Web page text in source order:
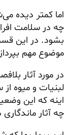
اما کمتر دیده
چه در سلامت
بشود. در این
موضوع مهم
در مورد آثار
لبنیات و میوه
اینه که این
چه آثار ماندگاری